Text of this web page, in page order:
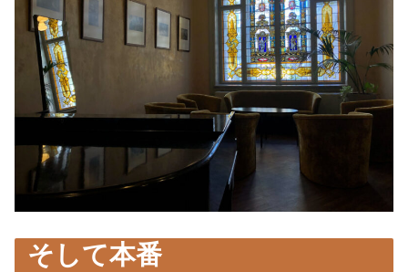
そして本番